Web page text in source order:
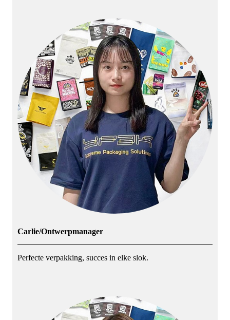
Carlie/Ontwerpmanager
Perfecte verpakking, succes in elke slok.